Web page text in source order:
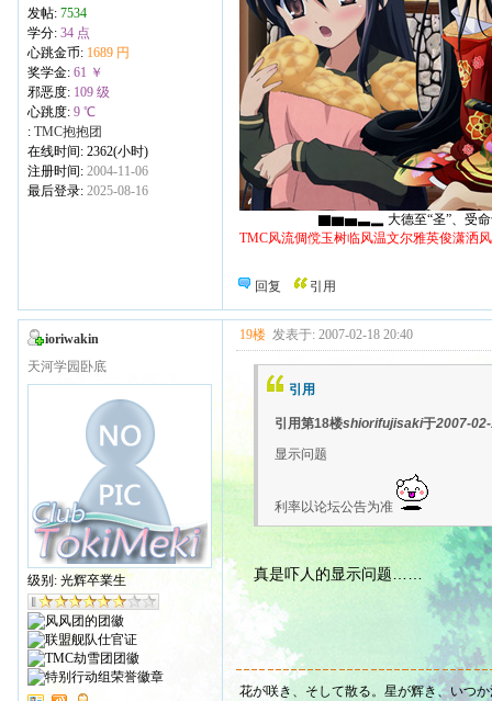
发帖: 7534
学分: 34 点
心跳金币: 1689 円
奖学金: 61 ￥
邪恶度: 109 级
心跳度: 9 ℃
: TMC抱抱团
在线时间: 2362(小时)
注册时间: 2004-11-06
最后登录: 2025-08-16
▇▆▅▃▂ 大德至“圣”、受命于“
TMC风流倜傥玉树临风温文尔雅英俊潇洒
回复 引用
ioriwakin
天河学园卧底
级别: 光辉卒業生
19楼 发表于: 2007-02-18 20:40
引用
引用第18楼shiorifujisaki于2007-
显示问题
利率以论坛公告为准
真是吓人的显示问题……
花が咲き、そして散る。星が辉き、いつ